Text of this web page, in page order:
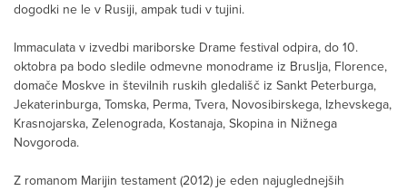
dogodki ne le v Rusiji, ampak tudi v tujini.
Immaculata v izvedbi mariborske Drame festival odpira, do 10.
oktobra pa bodo sledile odmevne monodrame iz Bruslja, Florence,
domače Moskve in številnih ruskih gledališč iz Sankt Peterburga,
Jekaterinburga, Tomska, Perma, Tvera, Novosibirskega, Izhevskega,
Krasnojarska, Zelenograda, Kostanaja, Skopina in Nižnega
Novgoroda.
Z romanom Marijin testament (2012) je eden najuglednejših